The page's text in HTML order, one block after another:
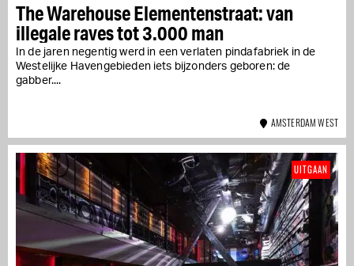
The Warehouse Elementenstraat: van
illegale raves tot 3.000 man
In de jaren negentig werd in een verlaten pindafabriek in de
Westelijke Havengebieden iets bijzonders geboren: de
gabber....
AMSTERDAM WEST
UITGAAN